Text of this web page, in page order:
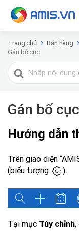
Trang chủ Bán hàng
Gán bố cục
Tìm
kiếm
Gán bố cục
Hướng dẫn
Trên giao diện
(biểu tượng
).
Tại mục Tùy chỉnh,